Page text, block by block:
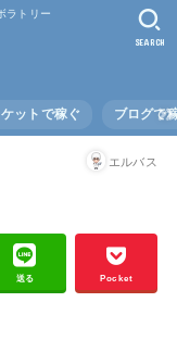
ラトリー
ットで稼ぐ ブログで
SEARCH
エルバス
送る Pocket